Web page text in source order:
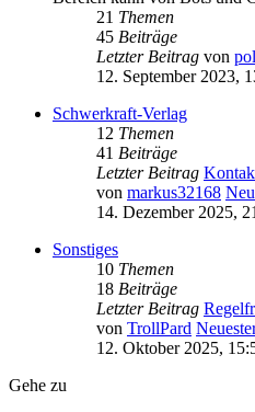
21 Themen
45 Beiträge
Letzter Beitrag von
12. September 2023,
Schwerkraft-Verlag
12 Themen
41 Beiträge
Letzter Beitrag
von markus32168
14. Dezember 2025,
Sonstiges
10 Themen
18 Beiträge
Letzter Beitrag
von TrollPard
12. Oktober 2025,
Gehe zu